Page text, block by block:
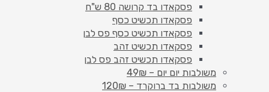
פסקאדו בד קרושה 80 ש"ח
פסקאדו תכשיט כסף
פסקאדו תכשיט כסף פס לבן
פסקאדו תכשיט זהב
פסקאדו תכשיט זהב פס לבן
משולבות יום יום – 49₪
משולבות בד ברוקרד – 120₪